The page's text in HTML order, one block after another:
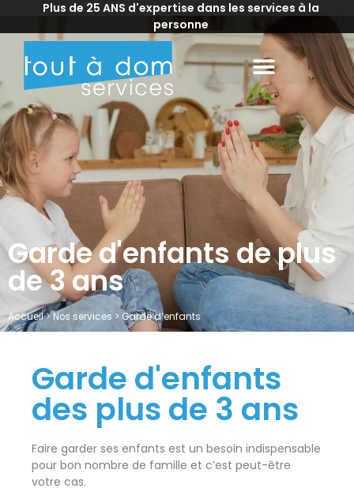
Plus de 25 ANS d'expertise dans les services à la
personne
Garde d'enfants de plus
de 3 ans
Accueil> Nos services > Garde d’enfants
Garde d'enfants
des plus de 3 ans
Faire garder ses enfants est un besoin indispensable
pour bon nombre de famille et c’est peut-être
votre cas.